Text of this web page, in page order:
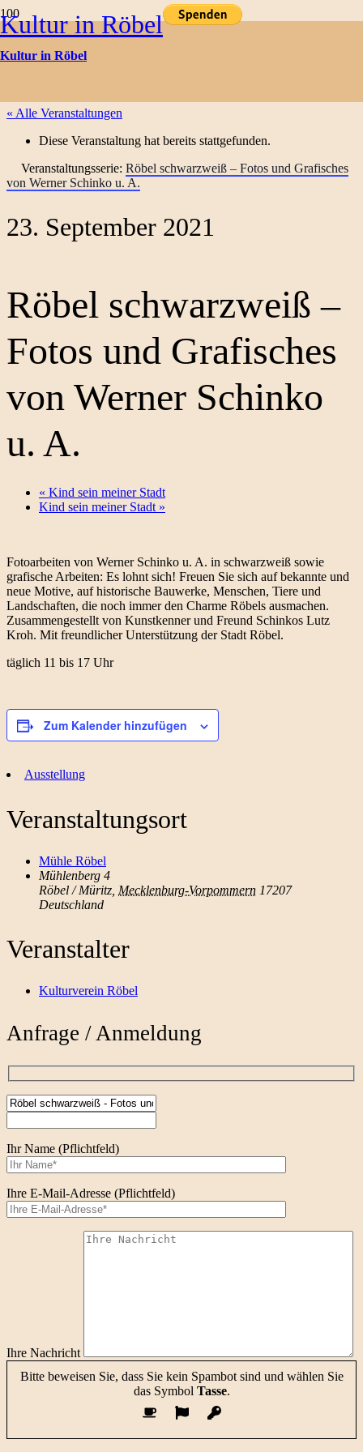
Kultur in Röbel
Kultur in Röbel
Kulturtermine
« Alle Veranstaltungen
Diese Veranstaltung hat bereits stattgefunden.
Veranstaltungsserie: Röbel schwarzweiß – Fotos und Grafisches
von Werner Schinko u. A.
23. September 2021
Röbel schwarzweiß –
Fotos und Grafisches
von Werner Schinko
u. A.
« Kind sein meiner Stadt
Kind sein meiner Stadt »
Fotoarbeiten von Werner Schinko u. A. in schwarzweiß sowie
grafische Arbeiten: Es lohnt sich! Freuen Sie sich auf bekannte und
neue Motive, auf historische Bauwerke, Menschen, Tiere und
Landschaften, die noch immer den Charme Röbels ausmachen.
Zusammengestellt von Kunstkenner und Freund Schinkos Lutz
Kroh. Mit freundlicher Unterstützung der Stadt Röbel.
täglich 11 bis 17 Uhr
Zum Kalender hinzufügen
Ausstellung
Veranstaltungsort
Mühle Röbel
Mühlenberg 4
Röbel / Müritz Mecklenburg-Vorpommern 17207
Deutschland
Veranstalter
Kulturverein Röbel
Anfrage / Anmeldung
Ihr Name (Pflichtfeld)
Ihre E-Mail-Adresse (Pflichtfeld)
Ihre Nachricht
Bitte beweisen Sie, dass Sie kein Spambot sind und wählen Sie
das Symbol Tasse.